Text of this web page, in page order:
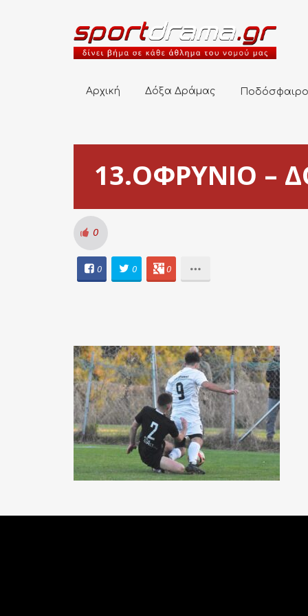
Αρχική Δόξα Δράμας Ποδόσφαιρο
13.ΟΦΡΥΝΙΟ –
0
0 0 0